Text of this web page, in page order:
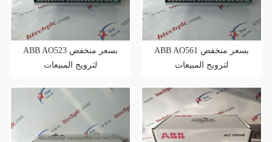
ABB AO523 بسعر منخفض
لترويج المبيعات
ABB AO561 بسعر منخفض
لترويج المبيعات